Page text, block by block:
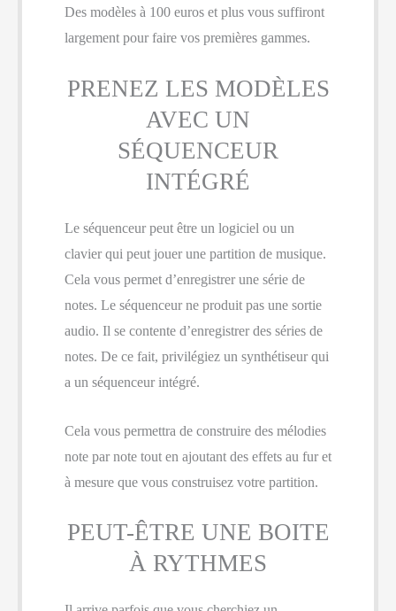
Des modèles à 100 euros et plus vous suffiront
largement pour faire vos premières gammes.
PRENEZ LES MODÈLES
AVEC UN
SÉQUENCEUR
INTÉGRÉ
Le séquenceur peut être un logiciel ou un
clavier qui peut jouer une partition de musique.
Cela vous permet d’enregistrer une série de
notes. Le séquenceur ne produit pas une sortie
audio. Il se contente d’enregistrer des séries de
notes. De ce fait, privilégiez un synthétiseur qui
a un séquenceur intégré.
Cela vous permettra de construire des mélodies
note par note tout en ajoutant des effets au fur et
à mesure que vous construisez votre partition.
PEUT-ÊTRE UNE BOITE
À RYTHMES